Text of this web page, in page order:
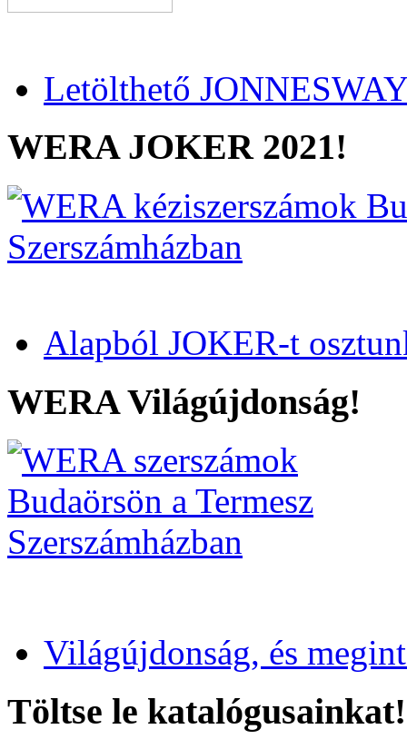
Letölthető
WERA JOKER 2021!
Alapból JOKER-t
WERA Világújdonság!
Világújdonság, és
Töltse le katalógusainkat!